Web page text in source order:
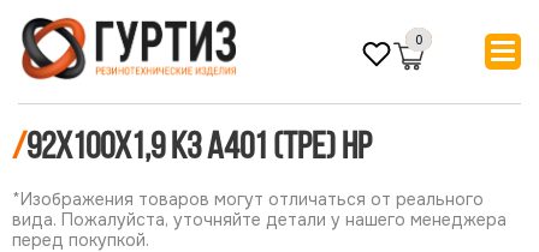
0
/92х100х1,9 КЗ А401 (ТРЕ) НР
*Изображения товаров могут отличаться от реального
вида. Пожалуйста, уточняйте детали у нашего менеджера
перед покупкой.